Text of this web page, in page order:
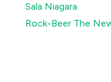
Sala Niagara
Rock-Beer The